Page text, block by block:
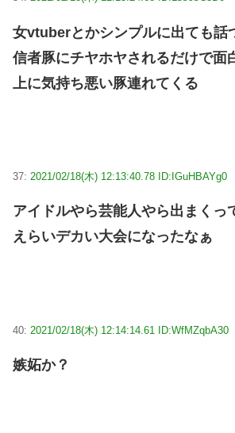
女vtuberとかシンプルに出ても話
信者豚にチヤホヤされるだけで面
上に気持ち悪い豚連れてくる
37: 2021/02/18(木) 12:13:40.78 ID:IGuHBAYg0
アイドルやら芸能人やら出まくっ
えらいデカい大会になったなぁ
40: 2021/02/18(木) 12:14:14.61 ID:WfMZqbA30
嫉妬か？